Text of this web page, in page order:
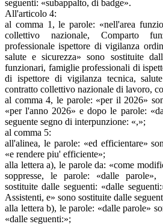
seguenti: «subappalto, di badge».
All'articolo 4:
al comma 1, le parole: «nell'area
collettivo nazionale, Comparto
professionale ispettore di vigilanza
salute e sicurezza» sono sostituite
funzionari, famiglie professionali di
di ispettore di vigilanza tecnica,
contratto collettivo nazionale di lavoro,
al comma 4, le parole: «per il 2026»
«per l'anno 2026» e dopo le parole:
seguente segno di interpunzione: «,»;
al comma 5:
all'alinea, le parole: «ed efficientare»
«e rendere piu' efficiente»;
alla lettera a), le parole da: «come
soppresse, le parole: «dalle parole»,
sostituite dalle seguenti: «dalle
Assistenti, e» sono sostituite dalle
alla lettera b), le parole: «dalle parole»
«dalle seguenti:»;